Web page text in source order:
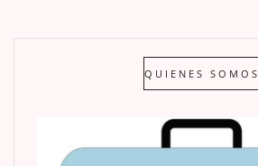
QUIENES SOMOS